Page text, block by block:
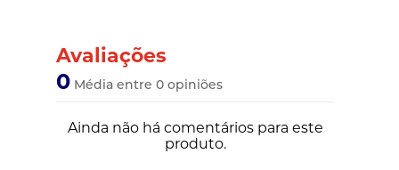
Avaliações
0 Média entre 0 opiniões
Ainda não há comentários para este
produto.